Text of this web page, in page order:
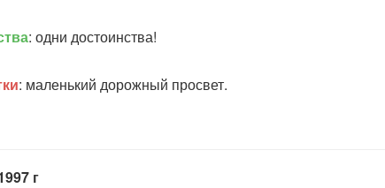
: одни достоинства!
: маленький дорожный просвет.
г